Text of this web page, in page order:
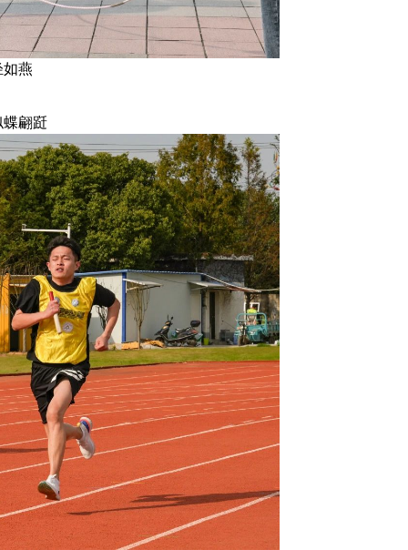
如燕
蝶翩跹